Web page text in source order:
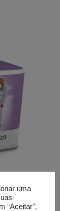
uma
“Aceitar”,